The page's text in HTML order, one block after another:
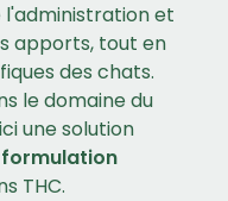
et
apports, tout en
des chats.
le domaine du
une solution
formulation
THC.